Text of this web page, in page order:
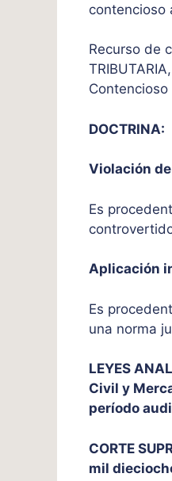
contencioso
Recurso de
DOCTRINA:
Violación
Es
Aplicación
Es
una norma
LEYES
Civil y
período
CORTE
mil